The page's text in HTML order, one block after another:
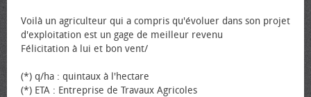
Voilà un agriculteur qui a compris qu'évoluer dans son projet
d'exploitation est un gage de meilleur revenu
Félicitation à lui et bon vent/
(*) q/ha : quintaux à l'hectare
(*) ETA : Entreprise de Travaux Agricoles